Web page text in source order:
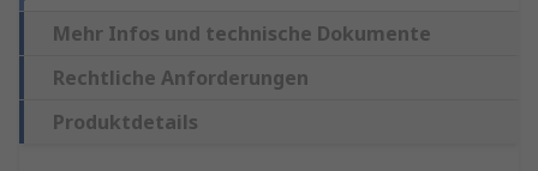
Mehr Infos und technische Dokumente
Rechtliche Anforderungen
Produktdetails